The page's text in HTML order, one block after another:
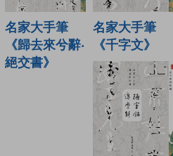
名家大手筆
《歸去來兮辭‧
絕交書》
名家大手筆
《千字文》